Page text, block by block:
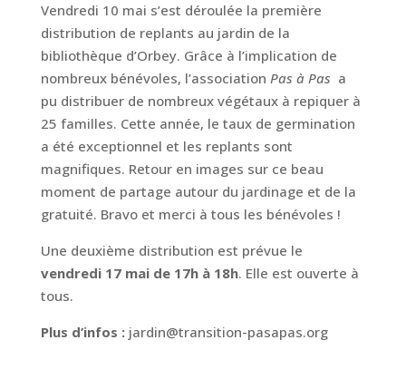
Vendredi 10 mai s’est déroulée la première
distribution de replants au jardin de la
bibliothèque d’Orbey. Grâce à l’implication de
nombreux bénévoles, l’association Pas à Pas a
pu distribuer de nombreux végétaux à repiquer à
25 familles. Cette année, le taux de germination
a été exceptionnel et les replants sont
magnifiques. Retour en images sur ce beau
moment de partage autour du jardinage et de la
gratuité. Bravo et merci à tous les bénévoles !
Une deuxième distribution est prévue le
vendredi 17 mai de 17h à 18h. Elle est ouverte à
tous.
Plus d’infos :jardin@transition-pasapas.org